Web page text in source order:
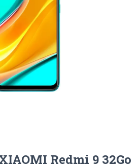
Redmi 9 32Go